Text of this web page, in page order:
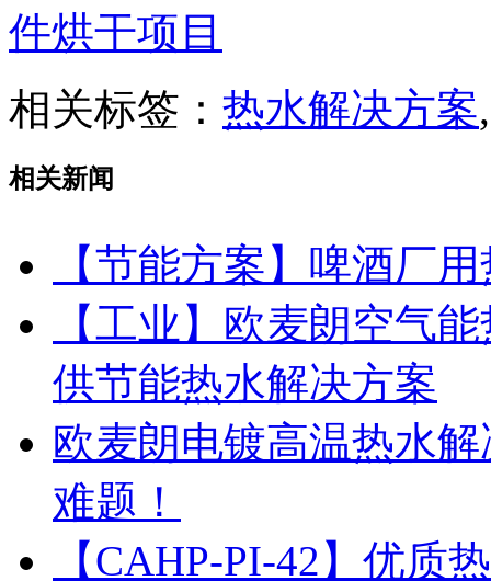
件烘干项目
相关标签： 热水解决方案,
相关新闻
【节能方案】啤酒厂
【工业】欧麦朗空气
供节能热水解决方案
欧麦朗电镀高温热水
难题！
【CAHP-PI-42】优